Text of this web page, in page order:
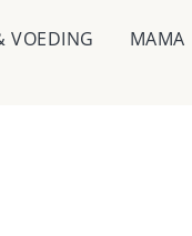
VOEDING MAMA